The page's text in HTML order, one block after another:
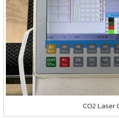
CO2 Laser